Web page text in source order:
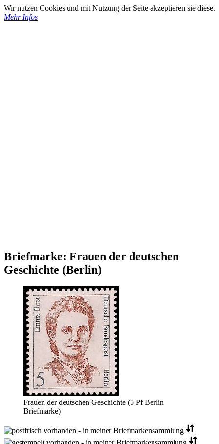
Wir nutzen Cookies und mit Nutzung der Seite akzeptieren sie diese.
Mehr Infos
Briefmarke: Frauen der deutschen
Geschichte (Berlin)
Frauen der deutschen Geschichte (5 Pf Berlin
Briefmarke)